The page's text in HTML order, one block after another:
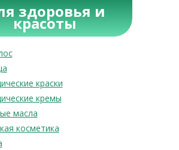
здоровья и
красоты
краски
кремы
масла
косметика